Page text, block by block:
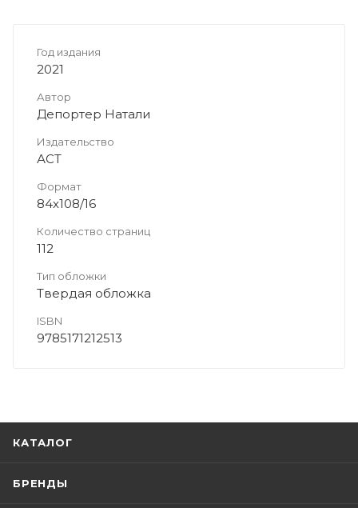
Год издания
2021
Автор
Депортер Натали
Издательство
АСТ
Формат
84x108/16
Количество страниц
112
Тип обложки
Твердая обложка
ISBN
9785171212513
КАТАЛОГ
БРЕНДЫ